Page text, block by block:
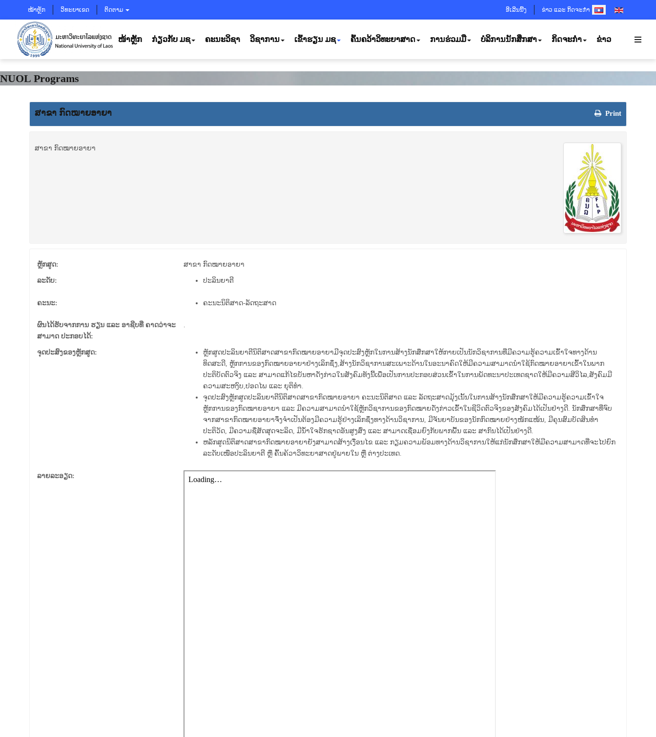
ໝ້າຫຼັກ ວິທະຍາເຂດ ຕິດຕາມ ອີເລີນນີ້ງ ຂ່າວ ແລະ ກິດຈະກຳSELECT YOUR
ໜ້າຫຼັກ ກ່ຽວກັບ ມຊ ຄະນະວິຊາ ວິຊາການ ເຂົ້າຮຽນ ມຊ ຄົ້ນຄວ້າວິທະຍາສາດ ການຮ່ວມມື ບໍລິການນັກສຶກສາ ກິດຈະກຳ ຂ່າວ
NUOL Programs
Print
ສາຂາ ກົດໝາຍອາຍາ
ສາຂາ ກົດໝາຍອາຍາ
ຫຼັກສູດ: ສາຂາ ກົດໝາຍອາຍາ
ລະດັບ: ປະລິນຍາຕີ
ຄະນະ: ຄະນະນິຕິສາດ-ລັດຖະສາດ
ຜົນໄດ້ຮັບຈາກການ ຮຽນ ແລະ ອາຊີບທີ່ ຄາດວ່າຈະ
ສາມາດ ປະກອບໄດ້:
.
ຈຸດປະສົງຂອງຫຼັກສູດ:
ຫຼັກສູດປະລິນຍາຕີນິຕິສາດສາຂາກົດໝາຍອາຍາມີຈຸດປະສົງຫຼັກໃນການສ້າງນັກສຶກສາໃຫ້ກາຍເປັນນັກວິຊາການທີ່ມີຄວາມຮູ້ຄວາມເຂົ້າໃຈທາງດ້ານ
ທິດສະດີ, ຫຼັກການຂອງກົດໝາຍອາຍາຢ່າງເລິກຊຶ່ງ,ສ້າງນັກວິຊາການສະເພາະດ້ານໃນອະນາຄົດໃຫ້ມີຄວາມສາມາດນຳໃຊ້ກົດໝາຍອາຍາເຂົ້າໃນພາກ
ປະຕິບັດຕົວຈິງ ແລະ ສາມາດແກ້ໄຂບັນຫາດັ່ງກ່າວໃນສັງຄົມທັງນີ້ເພື່ອເປັນການປະກອບສ່ວນເຂົ້າໃນການພັດທະນາປະເທດຊາດໃຫ້ມີຄວາມສີວິໄລ,ສັງຄົມມີ
ຄວາມສະຫງົບ,ປອດໄພ ແລະ ຍຸຕິທຳ.
ຈຸດປະສົງຫຼັກສູດປະລິນຍາຕີນິຕິສາດສາຂາກົດໝາຍອາຍາ ຄະນະນິຕິສາດ ແລະ ລັດຖະສາດມຸ້ງເນັ້ນໃນການສ້າງນັກສຶກສາໃຫ້ມີຄວາມຮູ້ຄວາມເຂົ້າໃຈ
ຫຼັກການຂອງກົດໝາຍອາຍາ ແລະ ມີຄວາມສາມາດນຳໃຊ້ຫຼັກວິຊາການຂອງກົດໝາຍດັ່ງກ່າວເຂົ້າໃນຊີວິດຕົວຈິງຂອງສັງຄົມໄດ້ເປັນຢ່າງດີ. ນັກສຶກສາທີ່ຈົບ
ຈາກສາຂາກົດໝາຍອາຍາຈຶ່ງຈຳເປັນຕ້ອງມີຄວາມຮູ້ຢ່າງເລິກຊຶ່ງທາງດ້ານວິຊາການ, ມີຈັນຍາບັນຂອງນັກກົດໝາຍຢ່າງໜັກແໜ້ນ, ມີຄຸນສົມບັດສິນທຳ
ປະຕິວັດ, ມີຄວາມຊື່ສັດສຸດຈະລິດ, ມີນ້ຳໃຈຮັກຊາດອັນສູງສົ່ງ ແລະ ສາມາດເຊື່ອມຍົງກັບພາກພື້ນ ແລະ ສາກົນໄດ້ເປັນຢ່າງດີ.
ຫລັກສູດນິຕິສາດສາຂາກົດໝາຍອາຍາຍັງສາມາດສ້າງເງື່ອນໄຂ ແລະ ກຽມຄວາມພ້ອມທາງດ້ານວິຊາການໃຫ້ແກ່ນັກສຶກສາໃຫ້ມີຄວາມສາມາດທີ່ຈະໄປຍົກ
ລະດັບເໜືອປະລິນຍາຕີ ຫຼື ຄົ້ນຄ້ວາວິທະຍາສາດຢູ່ພາຍໃນ ຫຼື ຕ່າງປະເທດ.
ລາຍລະອຽດ: